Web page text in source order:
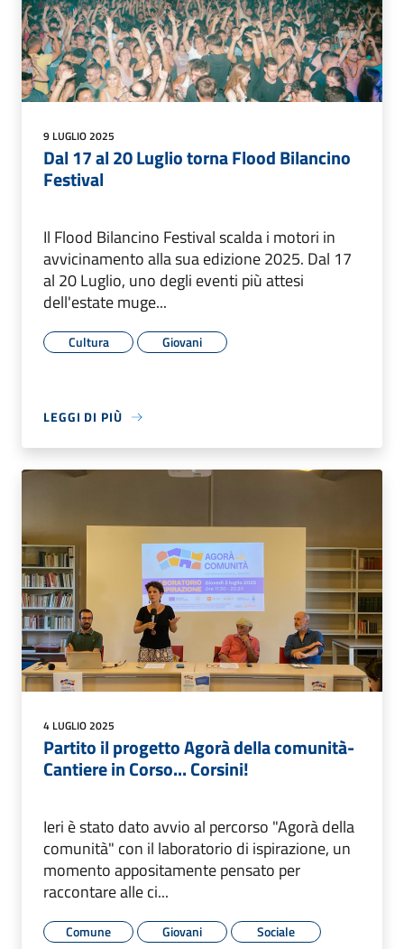
9 LUGLIO 2025
Dal 17 al 20 Luglio torna Flood Bilancino
Festival
Il Flood Bilancino Festival scalda i motori in
avvicinamento alla sua edizione 2025. Dal 17
al 20 Luglio, uno degli eventi più attesi
dell'estate muge...
Cultura Giovani
LEGGI DI PIÙ
4 LUGLIO 2025
Partito il progetto Agorà della comunità-
Cantiere in Corso... Corsini!
Ieri è stato dato avvio al percorso "Agorà della
comunità" con il laboratorio di ispirazione, un
momento appositamente pensato per
raccontare alle ci...
Comune Giovani Sociale